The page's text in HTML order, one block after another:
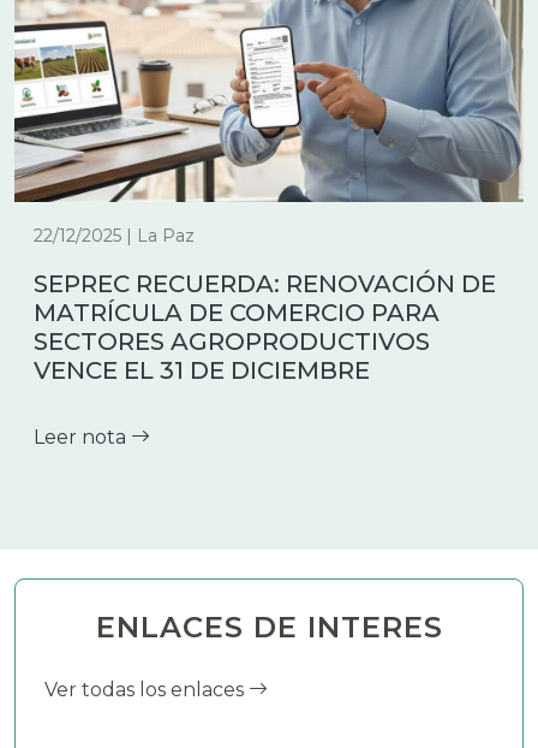
22/12/2025 | La Paz
SEPREC RECUERDA: RENOVACIÓN DE
MATRÍCULA DE COMERCIO PARA
SECTORES AGROPRODUCTIVOS
VENCE EL 31 DE DICIEMBRE
Leer nota
ENLACES DE INTERES
Ver todas los enlaces